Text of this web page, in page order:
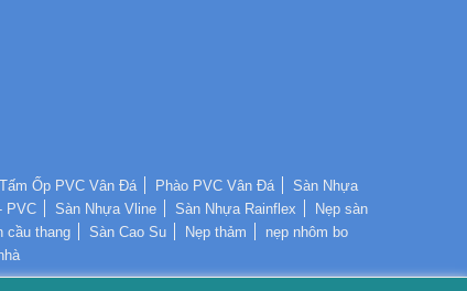
Tấm Ốp PVC Vân Đá Phào PVC Vân Đá
Sàn Nhựa
PVC Sàn Nhựa Vline Sàn Nhựa Rainflex
Nẹp sàn
cầu thang Sàn Cao Su Nẹp thảm
nẹp nhôm bo